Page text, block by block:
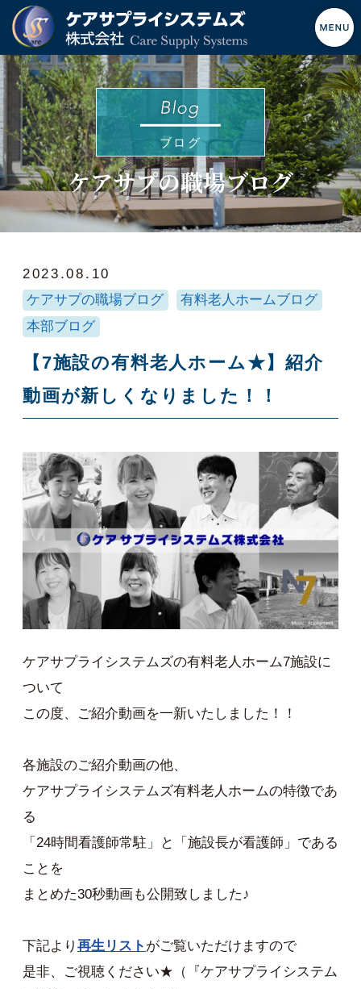
ブログ
ケアサプの職場ブログ
2023.08.10
ケアサプの職場ブログ
有料老人ホームブログ
本部ブログ
【7施設の有料老人ホーム★】紹介
動画が新しくなりました！！
ケアサプライシステムズの有料老人ホーム7施設に
ついて
この度、ご紹介動画を一新いたしました！！
各施設のご紹介動画の他、
ケアサプライシステムズ有料老人ホームの特徴であ
る
「24時間看護師常駐」と「施設長が看護師」である
ことを
まとめた30秒動画も公開致しました♪
下記より 再生リスト がご覧いただけますので
是非、ご視聴ください★（『ケアサプライシステム